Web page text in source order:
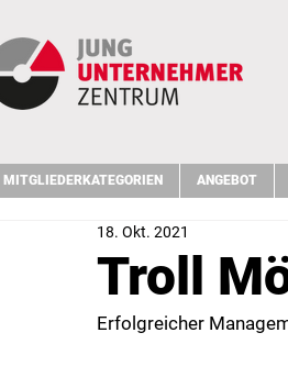
MITGLIEDERKATEGORIEN ANGEBOT
Troll
18. Okt. 2021
Erfolgreicher